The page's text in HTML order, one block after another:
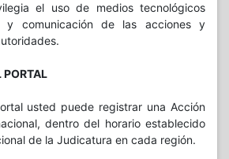
el uso de medios tecnológicos
y comunicación de las acciones y
PORTAL
usted puede registrar una Acción
dentro del horario establecido
de la Judicatura en cada región.